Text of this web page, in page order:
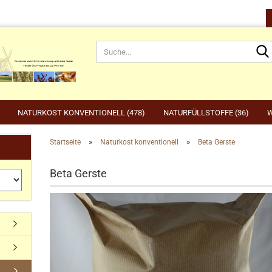
Konto erstellen
Passwort vergessen?
NATURKOST KONVENTIONELL (478) NATURFÜLLSTOFFE (36)
& Winterfütterung
Gardena
Grillen, Grillbedarf, Holzkohle
Startseite » Naturkost konventionell » Beta Gerste
Beta Gerste